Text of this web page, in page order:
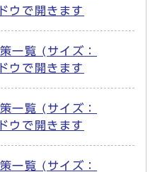
ウで開きます
一覧 (サイズ：
ウで開きます
一覧 (サイズ：
で開きます
一覧 (サイズ：